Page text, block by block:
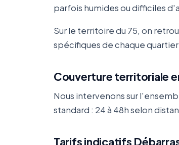
parfois humides ou difficiles
Sur le territoire du 75, on
spécifiques de chaque
Couverture territoriale
Nous intervenons sur
standard : 24 à 48h selon
Tarifs indicatifs